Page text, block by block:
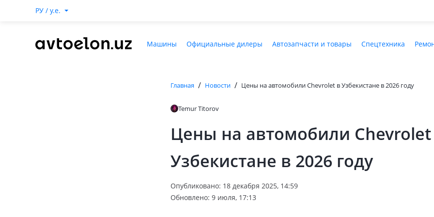
РУ / y.e.
Машины Официальные дилеры Автозапчасти и товары Спецтехника
Главная / Новости / Цены на автомобили Chevrolet в Узбекистане в 2026 году
Temur Titorov
Цены на автомобили
Узбекистане в 2026 году
Опубликовано: 18 декабря 2025, 14:59
Обновлено: 9 июля, 17:13